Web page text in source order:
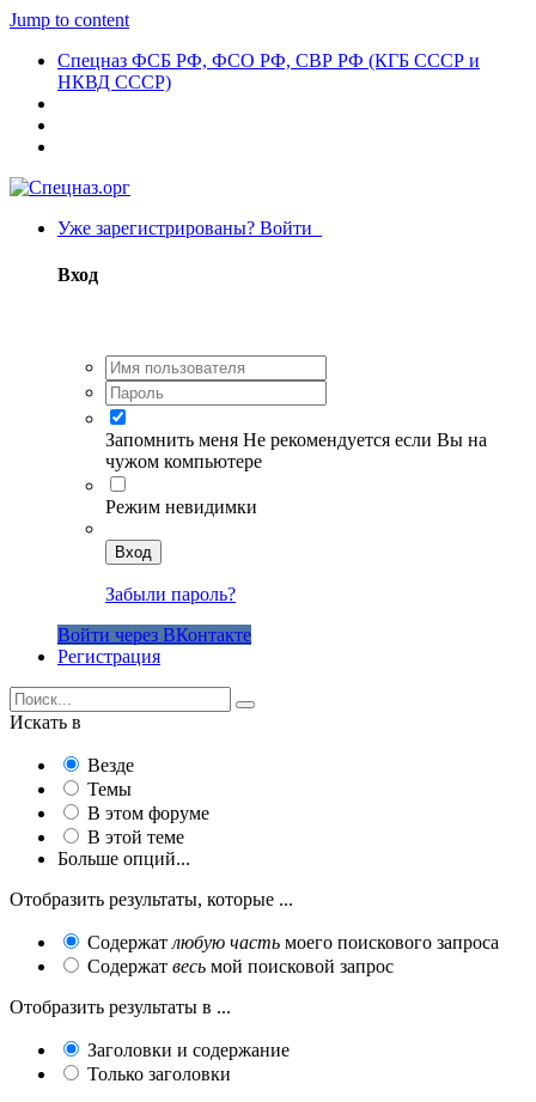
Jump to content
Спецназ ФСБ РФ, ФСО РФ, СВР РФ (КГБ СССР и
НКВД СССР)
Уже зарегистрированы? Войти
Вход
Запомнить меня Не рекомендуется если Вы на
чужом компьютере
Режим невидимки
Вход
Забыли пароль?
Войти через ВКонтакте
Регистрация
Искать в
Везде
Темы
В этом форуме
В этой теме
Больше опций...
Отобразить результаты, которые ...
Содержат любую часть моего поискового запроса
Содержат весь мой поисковой запрос
Отобразить результаты в ...
Заголовки и содержание
Только заголовки